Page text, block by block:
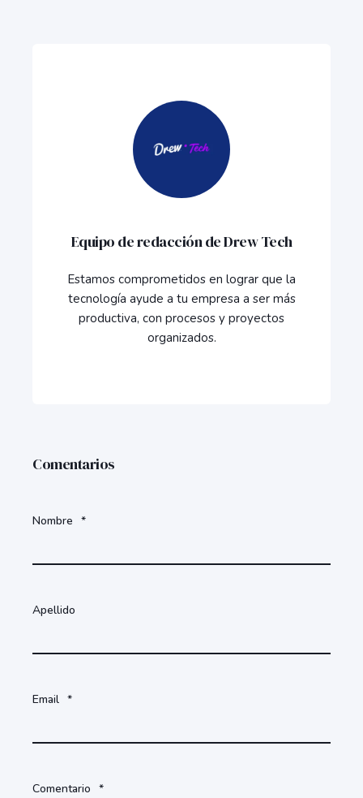
Equipo de redacción de Drew Tech
Estamos comprometidos en lograr que la
tecnología ayude a tu empresa a ser más
productiva, con procesos y proyectos
organizados.
Comentarios
Nombre *
Apellido
Email *
Comentario *